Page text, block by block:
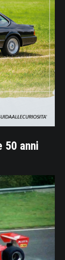
50 anni